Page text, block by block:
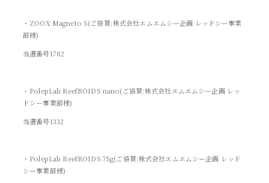
・ZOOX Magneto S(ご協賛:株式会社エムエムシー企画 レッドシー事業
部様)
当選番号1782
・PolepLab ReefROIDS nano(ご協賛:株式会社エムエムシー企画 レッ
ドシー事業部様)
当選番号1332
・PolepLab ReefROIDS 75g(ご協賛:株式会社エムエムシー企画 レッド
シー事業部様)